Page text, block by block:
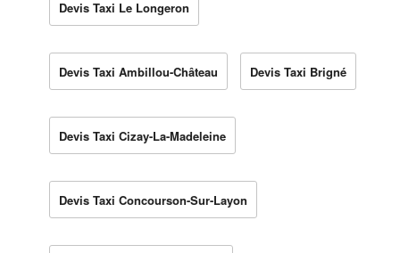
Devis Taxi Le Longeron
Devis Taxi Ambillou-Château Devis Taxi Brigné
Devis Taxi Cizay-La-Madeleine
Devis Taxi Concourson-Sur-Layon